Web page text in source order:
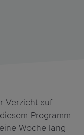
Verzicht auf
Programm
Woche lang